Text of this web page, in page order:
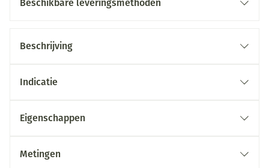
Beschikbare leveringsmethoden
Beschrijving
Indicatie
Eigenschappen
Metingen